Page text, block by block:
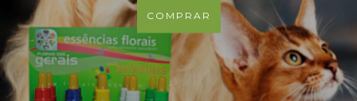
COMPRAR